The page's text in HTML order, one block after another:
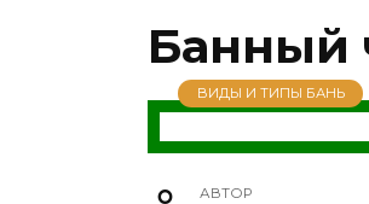
Банный
ВИДЫ И ТИПЫ БАНЬ
АВТОР